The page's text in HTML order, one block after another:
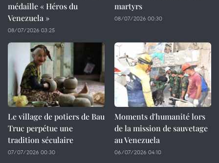
médaille « Héros du
Venezuela »
08/07/2026 03:25
martyrs
08/07/2026 00:30
Le village de potiers de Bau
Truc perpétue une
tradition séculaire
07/07/2026 00:30
Moments d'humanité lors
de la mission de sauvetage
au Venezuela
06/07/2026 04:10